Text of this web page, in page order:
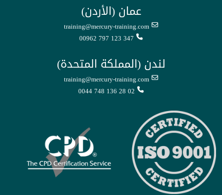
عمان (الأردن)
training@mercury-training.com
00962 797 123 347
لندن (المملكة المتحدة)
training@mercury-training.com
0044 748 136 28 02